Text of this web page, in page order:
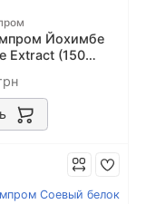
Йохимбе
Extract (150
развес